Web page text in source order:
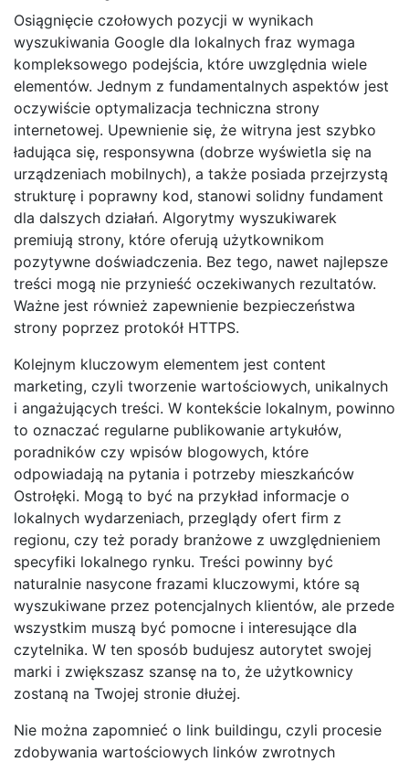
Osiągnięcie czołowych pozycji w wynikach
wyszukiwania Google dla lokalnych fraz wymaga
kompleksowego podejścia, które uwzględnia wiele
elementów. Jednym z fundamentalnych aspektów jest
oczywiście optymalizacja techniczna strony
internetowej. Upewnienie się, że witryna jest szybko
ładująca się, responsywna (dobrze wyświetla się na
urządzeniach mobilnych), a także posiada przejrzystą
strukturę i poprawny kod, stanowi solidny fundament
dla dalszych działań. Algorytmy wyszukiwarek
premiują strony, które oferują użytkownikom
pozytywne doświadczenia. Bez tego, nawet najlepsze
treści mogą nie przynieść oczekiwanych rezultatów.
Ważne jest również zapewnienie bezpieczeństwa
strony poprzez protokół HTTPS.
Kolejnym kluczowym elementem jest content
marketing, czyli tworzenie wartościowych, unikalnych
i angażujących treści. W kontekście lokalnym, powinno
to oznaczać regularne publikowanie artykułów,
poradników czy wpisów blogowych, które
odpowiadają na pytania i potrzeby mieszkańców
Ostrołęki. Mogą to być na przykład informacje o
lokalnych wydarzeniach, przeglądy ofert firm z
regionu, czy też porady branżowe z uwzględnieniem
specyfiki lokalnego rynku. Treści powinny być
naturalnie nasycone frazami kluczowymi, które są
wyszukiwane przez potencjalnych klientów, ale przede
wszystkim muszą być pomocne i interesujące dla
czytelnika. W ten sposób budujesz autorytet swojej
marki i zwiększasz szansę na to, że użytkownicy
zostaną na Twojej stronie dłużej.
Nie można zapomnieć o link buildingu, czyli procesie
zdobywania wartościowych linków zwrotnych